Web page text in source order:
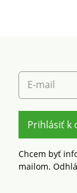
E-mail
Prihlásiť k
Chcem byť
mailom.